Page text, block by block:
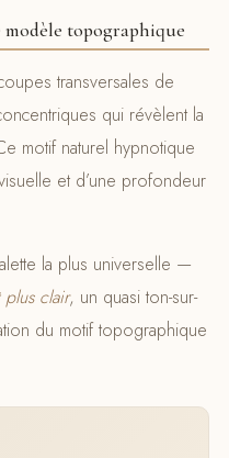
topographique
transversales de
qui révèlent la
motif naturel hypnotique
et d’une profondeur
la plus universelle —
clair, un quasi ton-sur-
du motif topographique